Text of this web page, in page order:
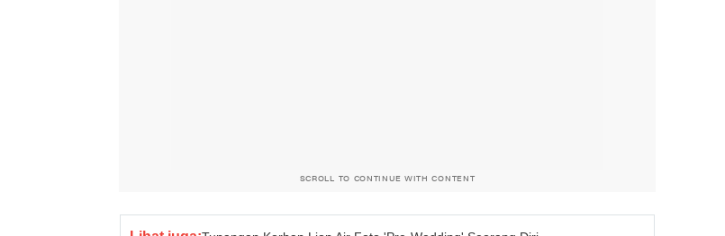
SCROLL TO CONTINUE WITH CONTENT